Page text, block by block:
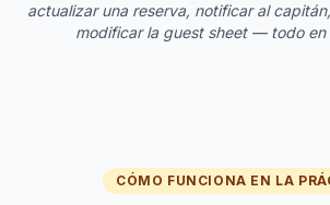
actualizar una reserva, notificar al
modificar la guest sheet — todo en
CÓMO FUNCIONA EN LA